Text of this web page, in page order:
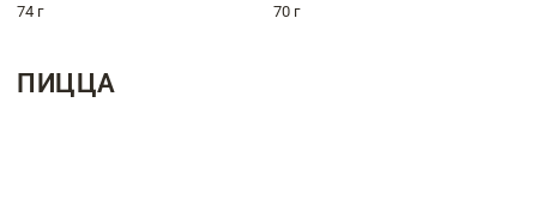
74 г 70 г
ПИЦЦА